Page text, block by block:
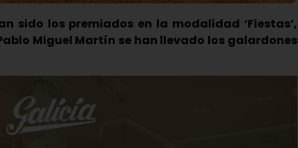
sido los premiados en la modalidad ‘Fiestas’,
Miguel Martín se han llevado los galardones